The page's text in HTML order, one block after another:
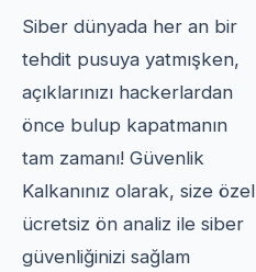
Siber dünyada her an bir
tehdit pusuya yatmışken,
açıklarınızı hackerlardan
önce bulup kapatmanın
tam zamanı! Güvenlik
Kalkanınız olarak, size özel
ücretsiz ön analiz ile siber
güvenliğinizi sağlam